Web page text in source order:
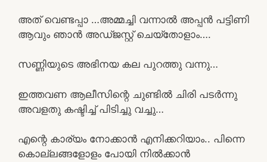
അത് വെണ്ടപ്പാ …അമ്മച്ചി വന്നാൽ അപ്പൻ പട്ടിണി
ആവും ഞാൻ അഡ്ജസ്റ്റ് ചെയ്തോളാം….
സണ്ണിയുടെ അഭിനയ കല പുറത്തു വന്നു…
ഇത്തവണ ആലീസിന്റെ ചുണ്ടിൽ ചിരി പടർന്നു
അവളതു കഷ്ടിച്ച് പിടിച്ചു വച്ചു…
എന്റെ കാര്യം നോക്കാൻ എനിക്കറിയാം.. പിന്നെ
കൊല്ലങ്ങളോളം പോയി നിൽക്കാൻ